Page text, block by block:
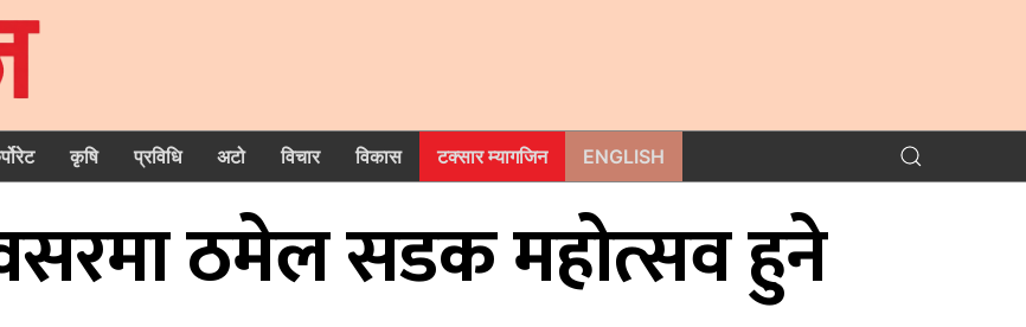
कृषि प्रविधि अटो विचार विकास टक्सार म्यागजिन ENGLISH
ठमेल सडक महोत्सव हुने